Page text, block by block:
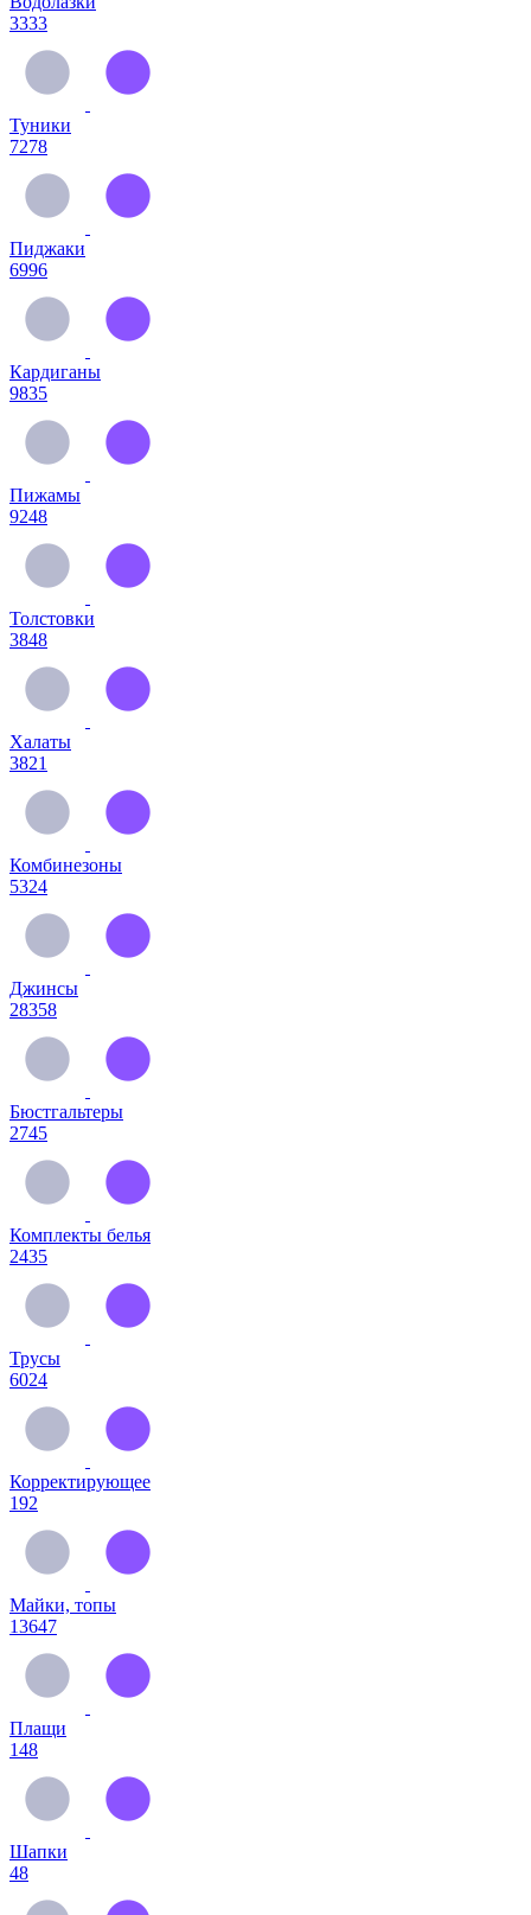
3333
Туники
7278
Пиджаки
6996
Кардиганы
9835
Пижамы
9248
Толстовки
3848
Халаты
3821
Комбинезоны
5324
Джинсы
28358
Бюстгальтеры
2745
Комплекты белья
2435
Трусы
6024
Корректирующее
192
Майки, топы
13647
Плащи
148
Шапки
48